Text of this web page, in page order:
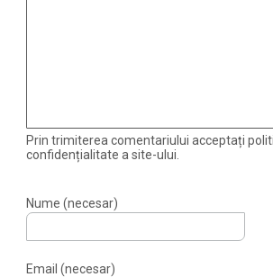
Prin trimiterea comentariului acceptați
confidențialitate a site-ului.
Nume (necesar)
Email (necesar)